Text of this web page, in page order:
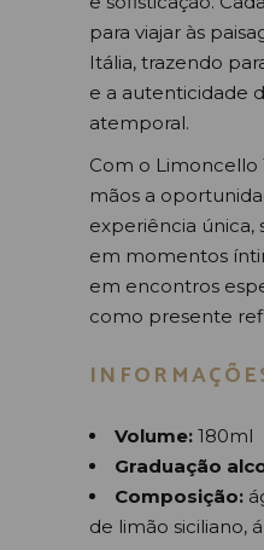
para viajar às
Itália, trazendo
e a autenticidade
atemporal.
Com o
mãos a
experiência única,
em momentos
em encontros
como presente
Volume: 180ml
Graduação
Composição:
de limão siciliano,